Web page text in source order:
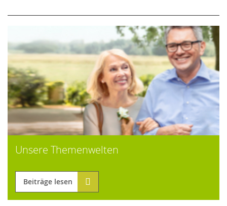
Unsere Themenwelten
Beiträge lesen